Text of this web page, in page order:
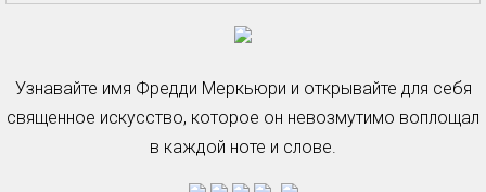
Узнавайте имя Фредди Меркьюри и открывайте для себя
священное искусство, которое он невозмутимо воплощал
в каждой ноте и слове.